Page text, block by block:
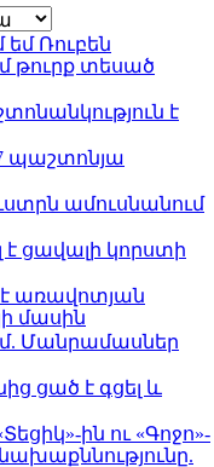
Ռուբեն
թուրք տեսած
է
պաշտոնյա
ամուսնանում
է ցավալի կորստի
է առավոտյան
մասին
Մանրամասներ
ցած է գցել և
ին ու «Գոջո»-